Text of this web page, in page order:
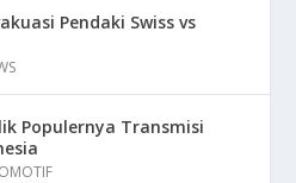
Pendaki Swiss vs
Populernya Transmisi